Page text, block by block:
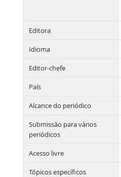
Editora
Idioma
Editor-chefe
País
Alcance do periódico
Submissão para vários
periódicos
Acesso livre
Tópicos específicos